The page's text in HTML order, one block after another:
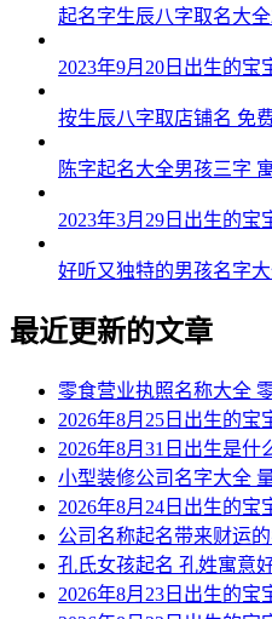
53、纳轩、传骥、聪昌、星瑞
54、鑫天、谦恩、萌赋、智维
55、灿泰、万恩、豪诺、宸东
56、龙德、炫新、霜启、洋炫
57、澔莜、传欣、昊泽、宸炫
58、皓程、鸣雄、凯纳、煜灿
59、榕腾、羽承、西立、瑞烽
61、文中、启祥、涛迪、渝雨
62、广子、煊忆、益尚、业业
63、杉誉、翰飚、枫基、胜梁
64、镇暠、友洁、悦辉、镇诤
65、源玮、恒艾、惟皓、金贯
起名字生辰八字取名大
2023年9月20日出生的
按生辰八字取店铺名 免
陈字起名大全男孩三字
2023年3月29日出生的
好听又独特的男孩名字
最近更新的文章
零食营业执照名称大全
2026年8月25日出生的
2026年8月31日出生是什
小型装修公司名字大全
2026年8月24日出生的
公司名称起名带来财运
孔氏女孩起名 孔姓寓意
2026年8月23日出生的